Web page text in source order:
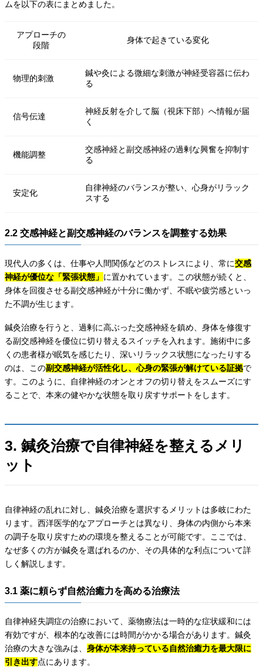
ムを以下の表にまとめました。
アプローチの
段階
身体で起きている変化
物理的刺激
鍼や灸による微細な刺激が神経受容器に伝わ
る
信号伝達
神経反射を介して脳（視床下部）へ情報が届
く
機能調整
交感神経と副交感神経の過剰な興奮を抑制す
る
安定化
自律神経のバランスが整い、心身がリラック
スする
2.2 交感神経と副交感神経のバランスを調整する効果
現代人の多くは、仕事や人間関係などのストレスにより、常に交感
神経が優位な「緊張状態」 に置かれています。この状態が続くと、
身体を回復させる副交感神経が十分に働かず、不眠や疲労感といっ
た不調が生じます。
鍼灸治療を行うと、過剰に高ぶった交感神経を鎮め、身体を修復す
る副交感神経を優位に切り替えるスイッチを入れます。施術中に多
くの患者様が眠気を感じたり、深いリラックス状態になったりする
のは、この副交感神経が活性化し、心身の緊張が解けている証拠で
す。このように、自律神経のオンとオフの切り替えをスムーズにす
ることで、本来の健やかな状態を取り戻すサポートをします。
3. 鍼灸治療で自律神経を整えるメリ
ット
自律神経の乱れに対し、鍼灸治療を選択するメリットは多岐にわた
ります。西洋医学的なアプローチとは異なり、身体の内側から本来
の調子を取り戻すための環境を整えることが可能です。ここでは、
なぜ多くの方が鍼灸を選ばれるのか、その具体的な利点について詳
しく解説します。
3.1 薬に頼らず自然治癒力を高める治療法
自律神経失調症の治療において、薬物療法は一時的な症状緩和には
有効ですが、根本的な改善には時間がかかる場合があります。鍼灸
治療の大きな強みは、 身体が本来持っている自然治癒力を最大限に
引き出す点にあります。